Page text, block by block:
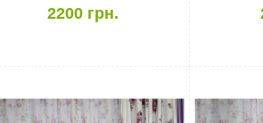
2200 грн.